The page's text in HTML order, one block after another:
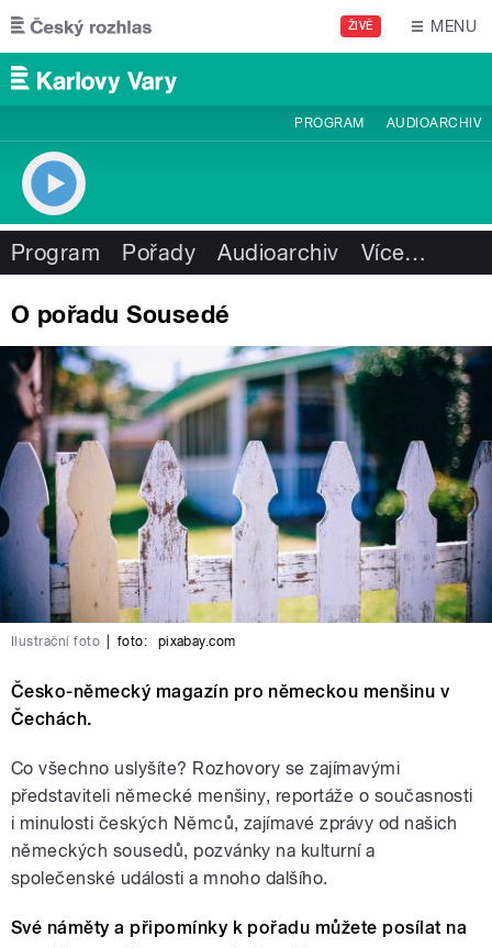
Přejít k hlavnímu obsahu
ŽIVĚ MENU
PROGRAM AUDIOARCHIV
Program Pořady Audioarchiv Více…
O pořadu Sousedé
Ilustrační foto foto: pixabay.com
Česko-německý magazín pro německou menšinu v
Čechách.
Co všechno uslyšíte? Rozhovory se zajímavými
představiteli německé menšiny, reportáže o současnosti
i minulosti českých Němců, zajímavé zprávy od našich
německých sousedů, pozvánky na kulturní a
společenské události a mnoho dalšího.
Své náměty a připomínky k pořadu můžete posílat na